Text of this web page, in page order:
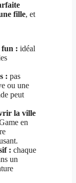
fille, et
fun : idéal
: pas
ou une
peut
la ville
en
:chaque
un